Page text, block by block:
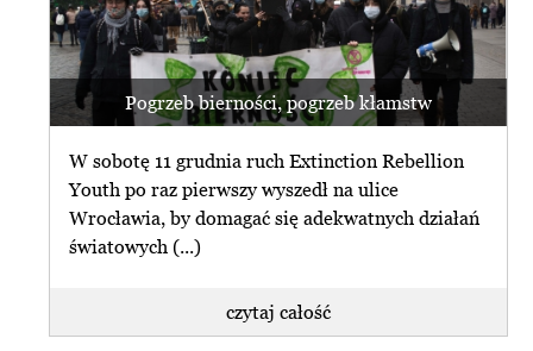
Pogrzeb bierności, pogrzeb kłamstw
W sobotę 11 grudnia ruch Extinction Rebellion
Youth po raz pierwszy wyszedł na ulice
Wrocławia, by domagać się adekwatnych działań
światowych (...)
czytaj całość